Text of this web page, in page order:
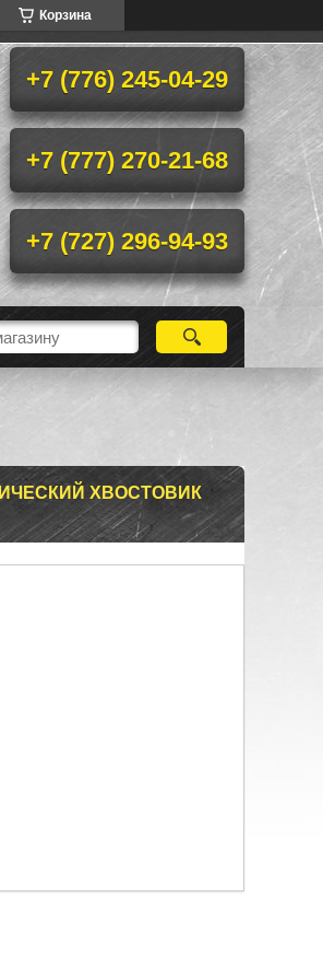
Корзина
+7 (776) 245-04-29
+7 (777) 270-21-68
+7 (727) 296-94-93
ХВОСТОВИК